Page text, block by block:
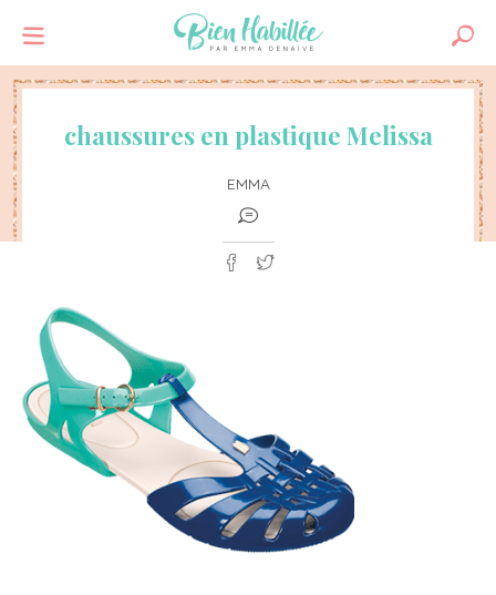
chaussures en plastique Melissa
EMMA